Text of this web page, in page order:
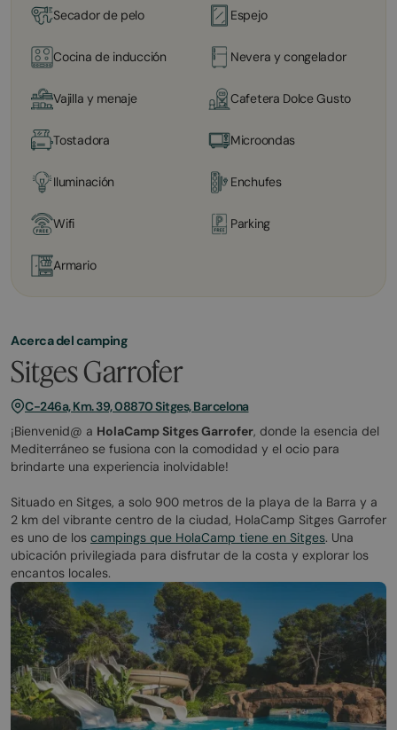
Secador de pelo Espejo
Cocina de inducción Nevera y congelador
Vajilla y menaje Cafetera Dolce Gusto
Tostadora Microondas
Iluminación Enchufes
Wifi Parking
Armario
Acerca del camping
Sitges Garrofer
C-246a, Km. 39, 08870 Sitges, Barcelona
¡Bienvenid@ a HolaCamp Sitges Garrofer, donde la esencia del
Mediterráneo se fusiona con la comodidad y el ocio para
brindarte una experiencia inolvidable!
Situado en Sitges, a solo 900 metros de la playa de la Barra y a
2 km del vibrante centro de la ciudad, HolaCamp Sitges Garrofer
es uno de los campings que HolaCamp tiene en Sitges. Una
ubicación privilegiada para disfrutar de la costa y explorar los
encantos locales.